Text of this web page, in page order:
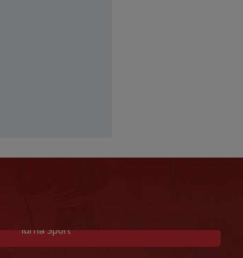
Garcia istaknuo jednog igrača: ‘On je
Idi na Sport